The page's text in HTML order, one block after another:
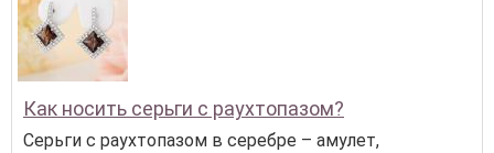
Как носить серьги с раухтопазом?
Серьги с раухтопазом в серебре – амулет,